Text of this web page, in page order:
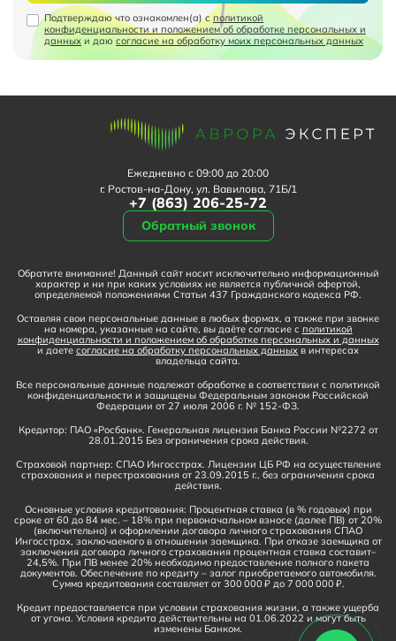
Подтверждаю что ознакомлен(а) сполитикой
конфиденциальности и положением об обработке персональных и
данных и даю согласие на обработку моих персональных данных
Ежедневно с 09:00 до 20:00
г. Ростов-на-Дону, ул. Вавилова, 71Б/1
+7 (863) 206-25-72
Обратный звонок
Обратите внимание! Данный сайт носит исключительно информационный
характер и ни при каких условиях не является публичной офертой,
определяемой положениями Статьи 437 Гражданского кодекса РФ.
Оставляя свои персональные данные в любых формах, а также при звонке
на номера, указанные на сайте, вы даёте согласие с политикой
конфиденциальности и положением об обработке персональных и данных
и даете согласие на обработку персональных данных в интересах
владельца сайта.
Все персональные данные подлежат обработке в соответствии с политикой
конфиденциальности и защищены Федеральным законом Российской
Федерации от 27 июля 2006 г. № 152-ФЗ.
Кредитор: ПАО «Росбанк». Генеральная лицензия Банка России №2272 от
28.01.2015 Без ограничения срока действия.
Страховой партнер: СПАО Ингосстрах. Лицензии ЦБ РФ на осуществление
страхования и перестрахования от 23.09.2015 г., без ограничения срока
действия.
Основные условия кредитования: Процентная ставка (в % годовых) при
сроке от 60 до 84 мес. – 18% при первоначальном взносе (далее ПВ) от 20%
(включительно) и оформлении договора личного страхования СПАО
Ингосстрах, заключаемого в отношении заемщика. При отказе заемщика от
заключения договора личного страхования процентная ставка составит–
24,5%. При ПВ менее 20% необходимо предоставление полного пакета
документов. Обеспечение по кредиту – залог приобретаемого автомобиля.
Сумма кредитования составляет от 300 000 ₽ до 7 000 000 ₽.
Кредит предоставляется при условии страхования жизни, а также ущерба
от угона. Условия кредита действительны на 01.06.2022 и могут быть
изменены Банком.